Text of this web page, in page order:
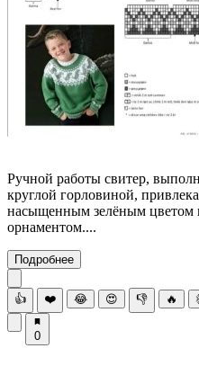
Ручной работы свитер,
круглой горловиной,
насыщенным зелёным цветом
орнаментом....
Подробнее
👍 ❤️ 😂 😍 👎 🔥
0